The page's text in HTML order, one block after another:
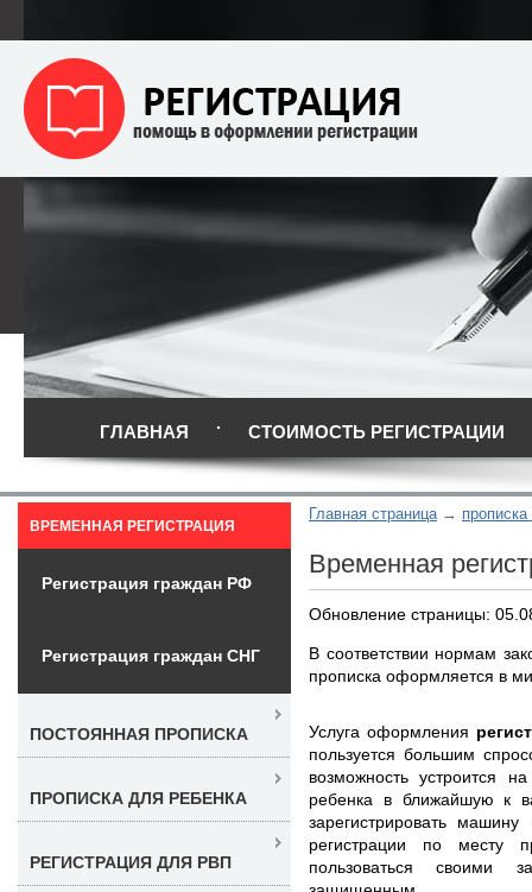
ГЛАВНАЯ СТОИМОСТЬ РЕГИСТРАЦИИ
Главная страница
Временная
Обновление страницы:
В соответствии нормам
прописка оформляется в
Услуга оформления
пользуется большим
возможность устроится
ребенка в ближайшую к
зарегистрировать
регистрации по месту
пользоваться
ВРЕМЕННАЯ РЕГИСТРАЦИЯ
Регистрация граждан РФ
Регистрация граждан СНГ
ПОСТОЯННАЯ ПРОПИСКА
ПРОПИСКА ДЛЯ РЕБЕНКА
РЕГИСТРАЦИЯ ДЛЯ РВП